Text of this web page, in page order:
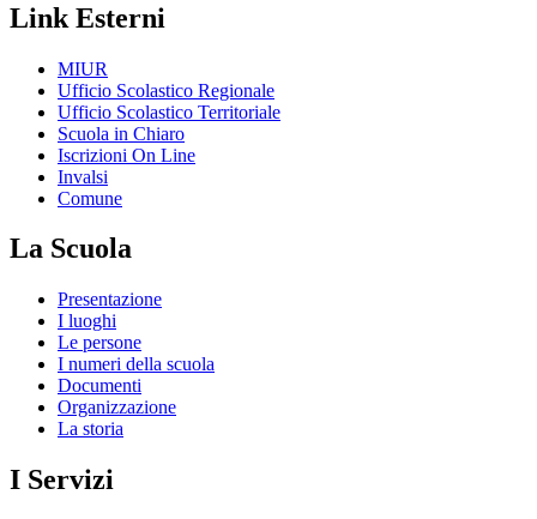
Link Esterni
MIUR
Ufficio Scolastico Regionale
Ufficio Scolastico Territoriale
Scuola in Chiaro
Iscrizioni On Line
Invalsi
Comune
La Scuola
Presentazione
I luoghi
Le persone
I numeri della scuola
Documenti
Organizzazione
La storia
I Servizi